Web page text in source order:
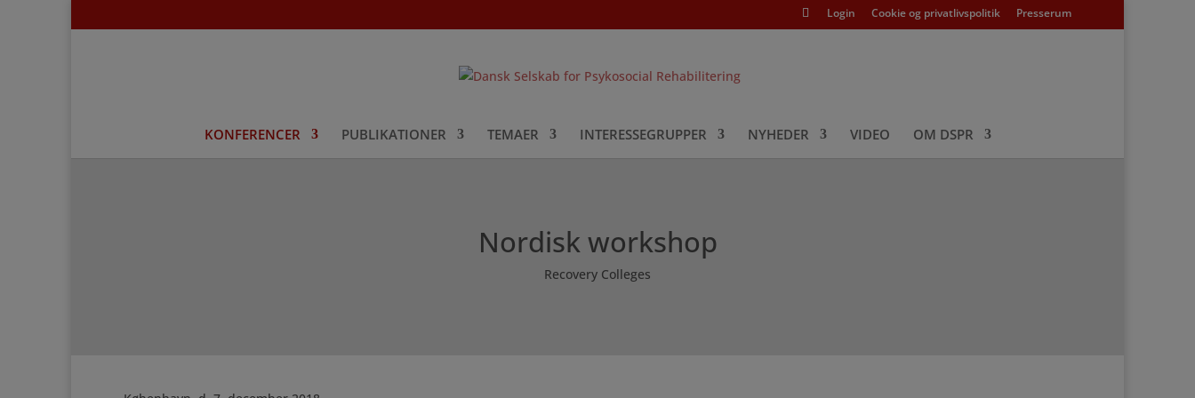
Login Cookie og privatlivspolitik Presserum
KONFERENCER PUBLIKATIONER TEMAER INTERESSEGRUPPER NYHEDER VIDEO OM DSPR
Nordisk workshop
Recovery Colleges